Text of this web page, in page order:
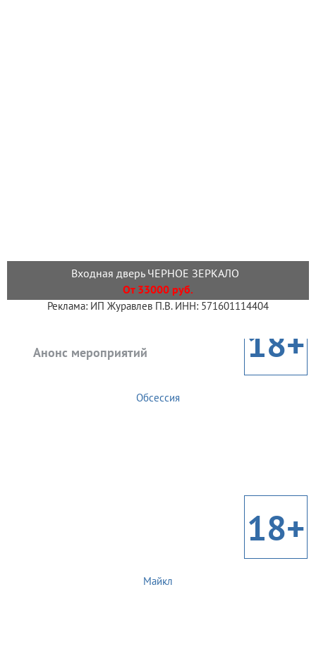
Входная дверь ЧЕРНОЕ ЗЕРКАЛО
От 33000 руб.
Реклама: ИП Журавлев П.В. ИНН: 571601114404
Анонс мероприятий 18+
Обсессия
18+
Майкл